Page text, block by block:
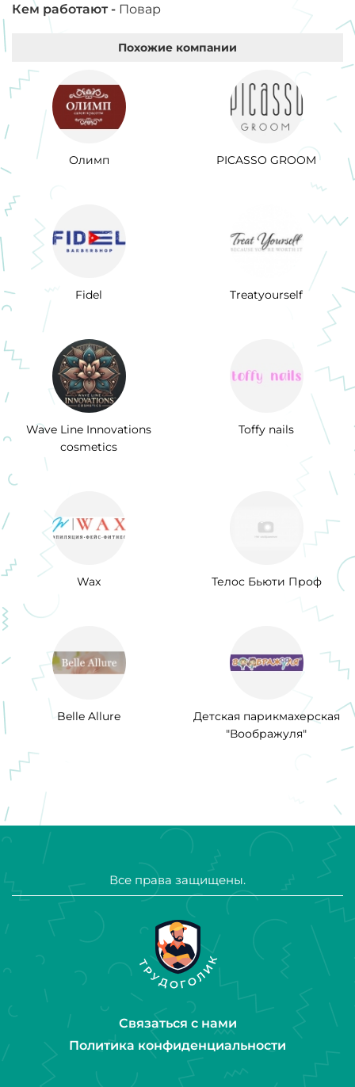
Кем работают - Повар
Похожие компании
Олимп PICASSO GROOM
Fidel Treatyourself
Wave Line Innovations
cosmetics
Toffy nails
Wax Телос Бьюти Проф
Belle Allure
Детская парикмахерская
"Воображуля"
Все права защищены.
Связаться с нами
Политика конфиденциальности